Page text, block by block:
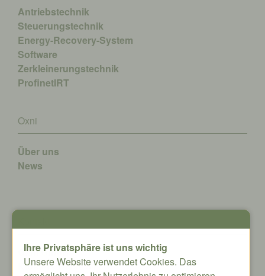
Antriebstechnik
Steuerungstechnik
Energy-Recovery-System
Software
Zerkleinerungstechnik
ProfinetIRT
Oxni
Über uns
News
Oxni GmbH
Klosterstrasse 34
Ihre Privatsphäre ist uns wichtig
Unsere Website verwendet Cookies. Das